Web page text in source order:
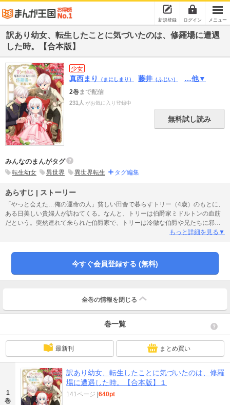
新規登録 ログイン メニュー
訳あり幼女、転生したことに気づいたのは、修羅場に遭遇
した時。【合本版】
少女
真西まり （まにしまり） 藤井 （ふじい） …他▼
2巻まで配信
231人 がお気に入り登録中
無料試し読み
みんなのまんがタグ
転生幼女 異世界 異世界転生 タグ編集
あらすじ | ストーリー
「やっと会えた…俺の運命の人」貧しい田舎で暮らすトリー（4歳）のもとに、
ある日美しい貴婦人が訪ねてくる。なんと、トリーは伯爵家ミドルトンの血筋
だという。突然連れて来られた伯爵家で、トリーは冷徹な伯爵や兄たちに邪険
に扱われる。しかし、強かなトリーは幼女の可愛さで彼らを次々と虜にしてい
の作品は「訳あり幼女、転生したことに気づいたのは、修羅場に遭遇した
時。」の第1話～5話を収録した合本版です。重複購入にご注意ください。】
もっと詳細を見る▼
今すぐ会員登録する (無料)
全巻の情報を 閉じる
巻一覧
最新刊 まとめ買い
1
巻
訳あり幼女、転生したことに気づいたのは、修羅
場に遭遇した時。【合本版】１
141ページ |640pt